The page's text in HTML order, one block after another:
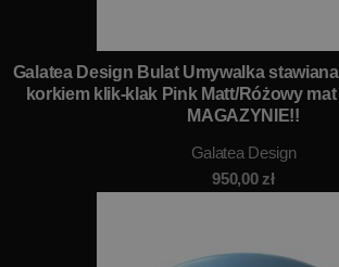
Galatea Design Bulat Umywalka
korkiem klik-klak Pink Matt/Różowy mat
MAGAZYNIE!!
Galatea Design
950,00zł